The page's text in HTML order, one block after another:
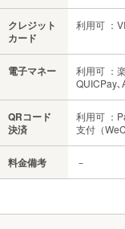
クレジット
カード
利用可 ：
電子マネー
利用可 ：
QUICPay
QRコード
決済
利用可 ：
支付（
料金備考 －